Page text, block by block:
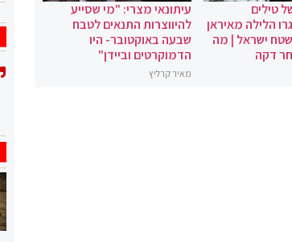
טילים
הלילה מאיראן
שטח ישראל | מה
דקה
עיתונאי מצרי: "מי שסייע
להיווצרות התנאים לטבח
שבעה באוקטובר- היו
הדמוקרטים וביידן"
מאיר קרליץ